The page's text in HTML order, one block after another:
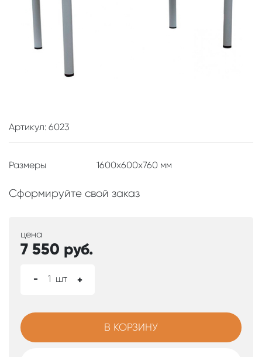
Артикул: 6023
Размеры 1600x600x760 мм
Сформируйте свой заказ
цена
7 550 руб.
- 1 шт +
В КОРЗИНУ